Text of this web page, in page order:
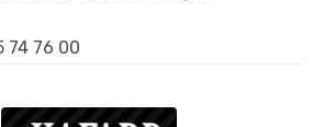
74 76 00